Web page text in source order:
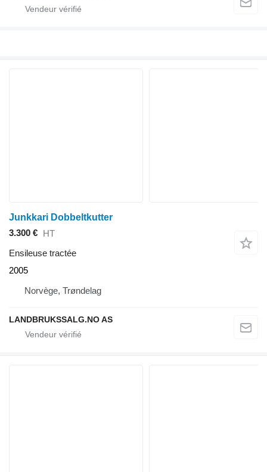
Junkkari Dobbeltkutter
3.300 €
HT
Ensileuse tractée
2005
Norvège, Trøndelag
LANDBRUKSSALG.NO AS